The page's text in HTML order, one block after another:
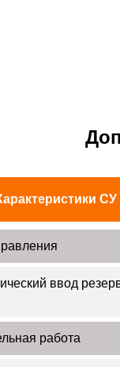
СУ
ввод
работа